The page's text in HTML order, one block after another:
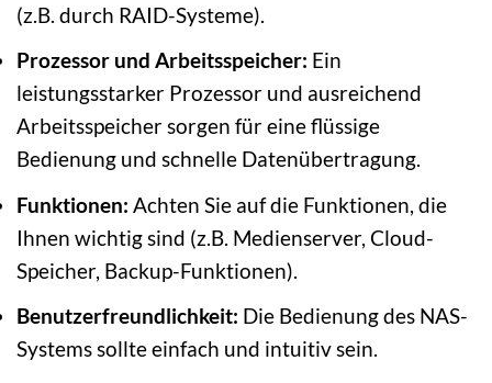
(z.B. durch RAID-Systeme).
Prozessor und Arbeitsspeicher: Ein
leistungsstarker Prozessor und ausreichend
Arbeitsspeicher sorgen für eine flüssige
Bedienung und schnelle Datenübertragung.
Funktionen: Achten Sie auf die Funktionen, die
Ihnen wichtig sind (z.B. Medienserver, Cloud-
Speicher, Backup-Funktionen).
Benutzerfreundlichkeit: Die Bedienung des NAS-
Systems sollte einfach und intuitiv sein.